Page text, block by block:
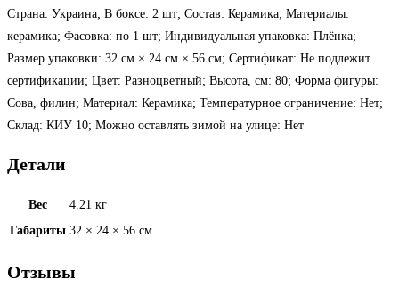
Страна: Украина; В боксе: 2 шт; Состав: Керамика; Материалы:
керамика; Фасовка: по 1 шт; Индивидуальная упаковка: Плёнка;
Размер упаковки: 32 см × 24 см × 56 см; Сертификат: Не подлежит
сертификации; Цвет: Разноцветный; Высота, см: 80; Форма фигуры:
Сова, филин; Материал: Керамика; Температурное ограничение: Нет;
Склад: КИУ 10; Можно оставлять зимой на улице: Нет
Детали
Вес
4.21 кг
Габариты 32 × 24 × 56 см
Отзывы